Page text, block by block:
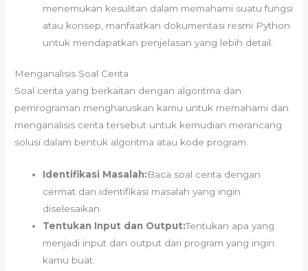
menemukan kesulitan dalam memahami suatu fungsi
atau konsep, manfaatkan dokumentasi resmi Python
untuk mendapatkan penjelasan yang lebih detail.
Menganalisis Soal Cerita
Soal cerita yang berkaitan dengan algoritma dan
pemrograman mengharuskan kamu untuk memahami dan
menganalisis cerita tersebut untuk kemudian merancang
solusi dalam bentuk algoritma atau kode program.
Identifikasi Masalah:Baca soal cerita dengan
cermat dan identifikasi masalah yang ingin
diselesaikan.
Tentukan Input dan Output:Tentukan apa yang
menjadi input dan output dari program yang ingin
kamu buat.